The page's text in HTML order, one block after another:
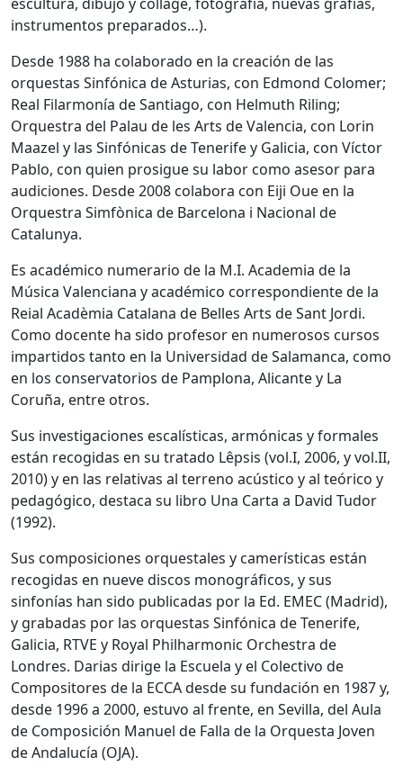
instrumentos preparados…).
Desde 1988 ha colaborado en la creación de las
orquestas Sinfónica de Asturias, con Edmond Colomer;
Real Filarmonía de Santiago, con Helmuth Riling;
Orquestra del Palau de les Arts de Valencia, con Lorin
Maazel y las Sinfónicas de Tenerife y Galicia, con Víctor
Pablo, con quien prosigue su labor como asesor para
audiciones. Desde 2008 colabora con Eiji Oue en la
Orquestra Simfònica de Barcelona i Nacional de
Catalunya.
Es académico numerario de la M.I. Academia de la
Música Valenciana y académico correspondiente de la
Reial Acadèmia Catalana de Belles Arts de Sant Jordi.
Como docente ha sido profesor en numerosos cursos
impartidos tanto en la Universidad de Salamanca, como
en los conservatorios de Pamplona, Alicante y La
Coruña, entre otros.
Sus investigaciones escalísticas, armónicas y formales
están recogidas en su tratado Lêpsis (vol.I, 2006, y vol.II,
2010) y en las relativas al terreno acústico y al teórico y
pedagógico, destaca su libro Una Carta a David Tudor
(1992).
Sus composiciones orquestales y camerísticas están
recogidas en nueve discos monográficos, y sus
sinfonías han sido publicadas por la Ed. EMEC (Madrid),
y grabadas por las orquestas Sinfónica de Tenerife,
Galicia, RTVE y Royal Philharmonic Orchestra de
Londres. Darias dirige la Escuela y el Colectivo de
Compositores de la ECCA desde su fundación en 1987 y,
desde 1996 a 2000, estuvo al frente, en Sevilla, del Aula
de Composición Manuel de Falla de la Orquesta Joven
de Andalucía (OJA).